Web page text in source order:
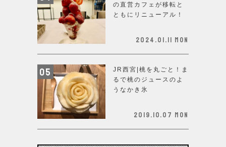
の直営カフェが移転と
ともにリニューアル！
2024.01.11 Mon
JR西宮|桃を丸ごと！ま
るで桃のジュースのよ
うなかき氷
2019.10.07 Mon